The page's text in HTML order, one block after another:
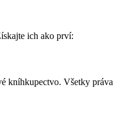
ich ako prví:
kníhkupectvo. Všetky práva